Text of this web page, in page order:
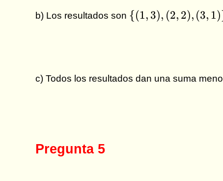
b) Los resultados son \
{(1,3),
{(1, 3), (2, 2), (3, 1
c) Todos los resultados dan una suma
Pregunta 5